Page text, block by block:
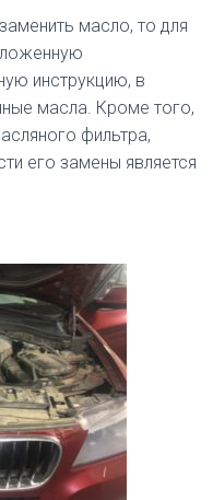
масло, то для
инструкцию, в
масла. Кроме того,
фильтра,
его замены является